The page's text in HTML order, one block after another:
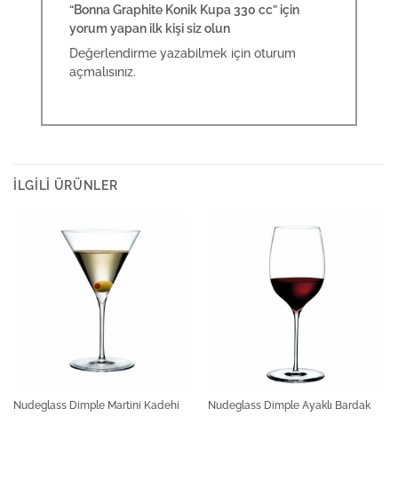
“Bonna Graphite Konik Kupa 330 cc” için
yorum yapan ilk kişi siz olun
Değerlendirme yazabilmek içinoturum
açmalısınız.
İLGILI ÜRÜNLER
Nudeglass Dimple Martini Kadehi Nudeglass Dimple Ayaklı Bardak